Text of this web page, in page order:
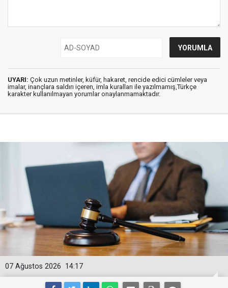
UYARI: Çok uzun metinler, küfür, hakaret, rencide edici cümleler veya
imalar, inançlara saldırı içeren, imla kuralları ile yazılmamış,Türkçe
karakter kullanılmayan yorumlar onaylanmamaktadır.
14:17
07 Ağustos 2026